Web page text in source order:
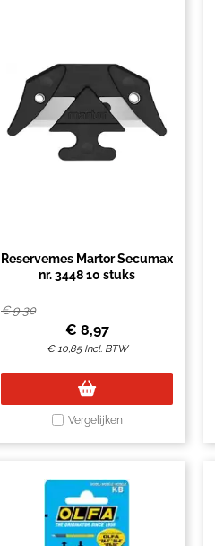
Reservemes Martor Secumax
nr. 3448 10 stuks
€9,30
€ 8,97
€10,85 Incl. BTW
Vergelijken